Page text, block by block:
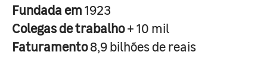
Fundada em1923
Colegas de trabalho+ 10 mil
Faturamento8,9 bilhões de reais